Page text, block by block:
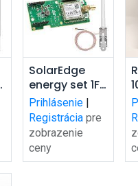
Pridať do
košíka
SolarEdge
energy set 1F
ENET-HBCL-01
Prihlásenie |
Registrácia pre
zobrazenie
ceny